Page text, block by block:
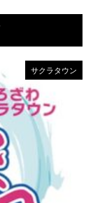
サクラタウン